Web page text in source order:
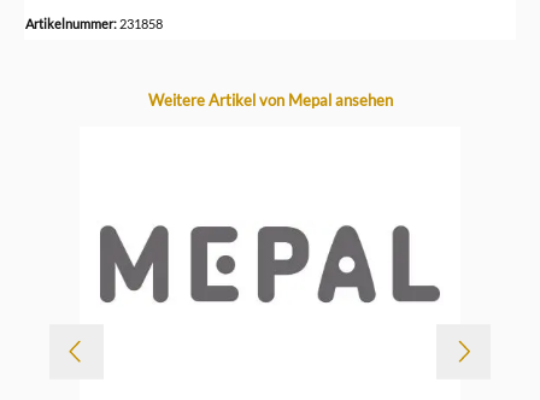
Artikelnummer: 231858
Produktgalerie überspringen
Weitere Artikel von Mepal ansehen